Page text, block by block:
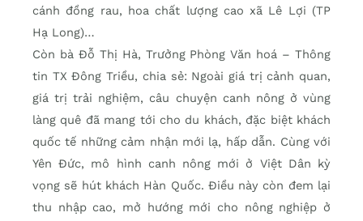
cánh đồng rau, hoa chất lượng cao xã Lê Lợi (TP
Hạ Long)…
Còn bà Đỗ Thị Hà, Trưởng Phòng Văn hoá – Thông
tin TX Đông Triều, chia sẻ: Ngoài giá trị cảnh quan,
giá trị trải nghiệm, câu chuyện canh nông ở vùng
làng quê đã mang tới cho du khách, đặc biệt khách
quốc tế những cảm nhận mới lạ, hấp dẫn. Cùng với
Yên Đức, mô hình canh nông mới ở Việt Dân kỳ
vọng sẽ hút khách Hàn Quốc. Điều này còn đem lại
thu nhập cao, mở hướng mới cho nông nghiệp ở